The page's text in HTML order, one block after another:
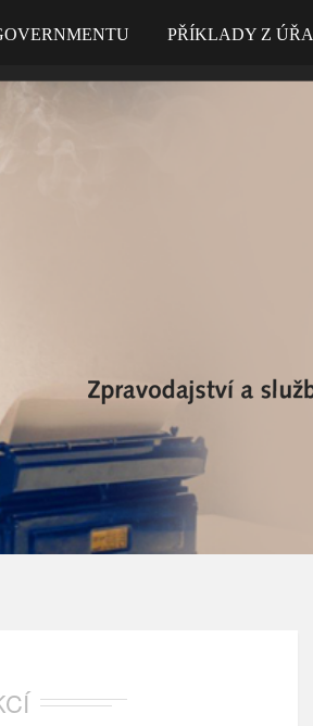
PŘÍKLADY Z